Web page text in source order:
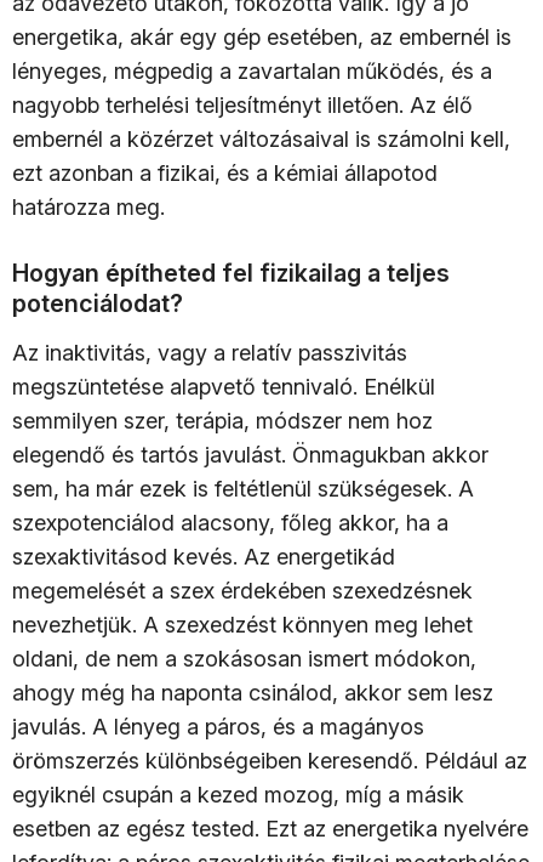
energetika, akár egy gép esetében, az embernél is
lényeges, mégpedig a zavartalan működés, és a
nagyobb terhelési teljesítményt illetően. Az élő
embernél a közérzet változásaival is számolni kell,
ezt azonban a fizikai, és a kémiai állapotod
határozza meg.
Hogyan építheted fel fizikailag a teljes
potenciálodat?
Az inaktivitás, vagy a relatív passzivitás
megszüntetése alapvető tennivaló. Enélkül
semmilyen szer, terápia, módszer nem hoz
elegendő és tartós javulást. Önmagukban akkor
sem, ha már ezek is feltétlenül szükségesek. A
szexpotenciálod alacsony, főleg akkor, ha a
szexaktivitásod kevés. Az energetikád
megemelését a szex érdekében szexedzésnek
nevezhetjük. A szexedzést könnyen meg lehet
oldani, de nem a szokásosan ismert módokon,
ahogy még ha naponta csinálod, akkor sem lesz
javulás. A lényeg a páros, és a magányos
örömszerzés különbségeiben keresendő. Például az
egyiknél csupán a kezed mozog, míg a másik
esetben az egész tested. Ezt az energetika nyelvére